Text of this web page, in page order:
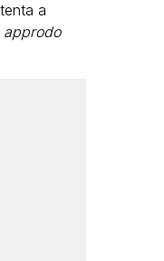
a